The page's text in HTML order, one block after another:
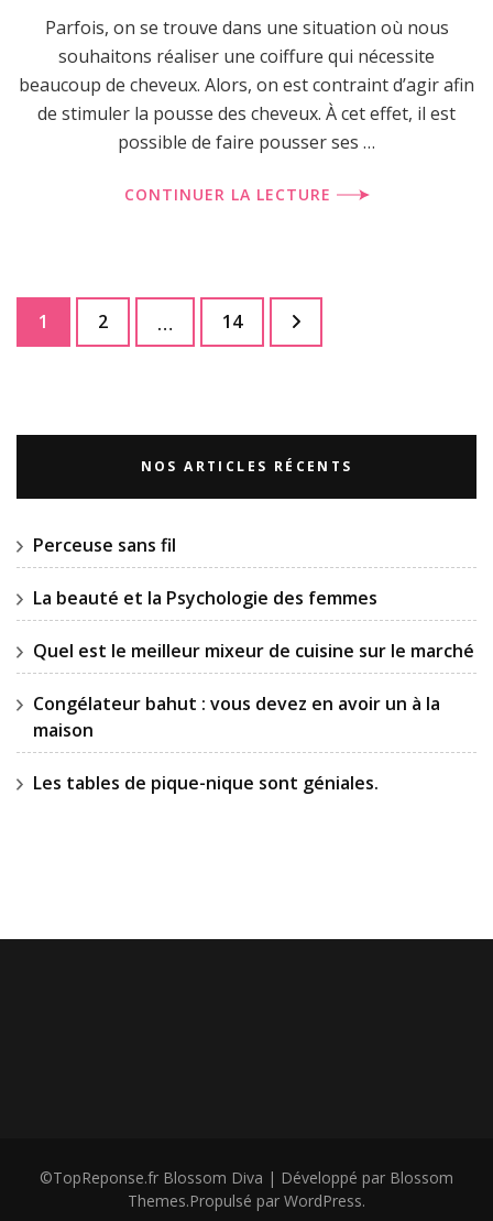
Parfois, on se trouve dans une situation où nous
souhaitons réaliser une coiffure qui nécessite
beaucoup de cheveux. Alors, on est contraint d’agir afin
de stimuler la pousse des cheveux. À cet effet, il est
possible de faire pousser ses …
CONTINUER LA LECTURE
Navigation
des
Page
1 Page
2 … Page
14
NOS ARTICLES RÉCENTS
Perceuse sans fil
La beauté et la Psychologie des femmes
Quel est le meilleur mixeur de cuisine sur le marché
Congélateur bahut : vous devez en avoir un à la
maison
Les tables de pique-nique sont géniales.
©TopReponse.fr Blossom Diva | Développé par Blossom
Themes.Propulsé par WordPress.